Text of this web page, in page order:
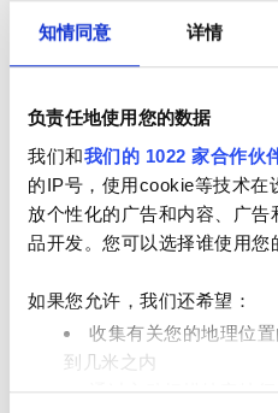
知情同意 详情
负责任地使用您的数据
我们和我们的 1022 家合作伙
的IP号，使用cookie等技术在
放个性化的广告和内容、广
品开发。您可以选择谁使用您
如果您允许，我们还希望：
收集有关您的地理位
到几米之内
通过主动扫描特定特
员工
Medical Director